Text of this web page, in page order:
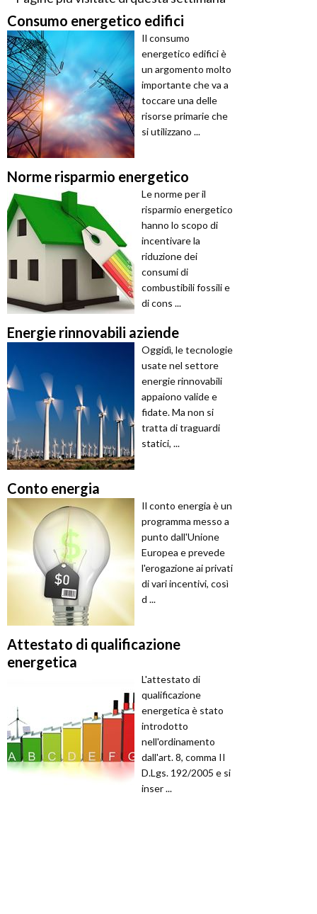
Consumo energetico edifici
Il consumo
energetico edifici è
un argomento molto
importante che va a
toccare una delle
risorse primarie che
si utilizzano ...
Norme risparmio energetico
Le norme per il
risparmio energetico
hanno lo scopo di
incentivare la
riduzione dei
consumi di
combustibili fossili e
di cons ...
Energie rinnovabili aziende
Oggidì, le tecnologie
usate nel settore
energie rinnovabili
appaiono valide e
fidate. Ma non si
tratta di traguardi
statici, ...
Conto energia
Il conto energia è un
programma messo a
punto dall'Unione
Europea e prevede
l'erogazione ai privati
di vari incentivi, così
d ...
Attestato di qualificazione
energetica
L'attestato di
qualificazione
energetica è stato
introdotto
nell'ordinamento
dall'art. 8, comma II
D.Lgs. 192/2005 e si
inser ...